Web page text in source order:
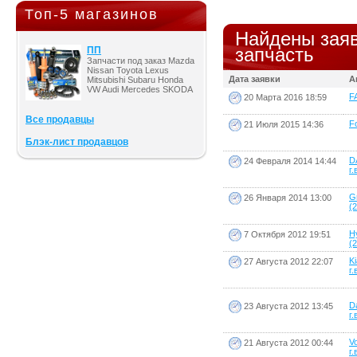
Топ-5 магазинов
ПП
Запчасти под заказ Mazda
Nissan Toyota Lexus
Mitsubishi Subaru Honda
VW Audi Mercedes SKODA
Все продавцы
Блэк-лист продавцов
Найдены
запчасть
Дата заявки
20 Марта 2016 18:59
21 Июля 2015 14:36
24 Февраля 2014 14:44
26 Января 2014 13:00
7 Октября 2012 19:51
27 Августа 2012 22:07
23 Августа 2012 13:45
21 Августа 2012 00:44